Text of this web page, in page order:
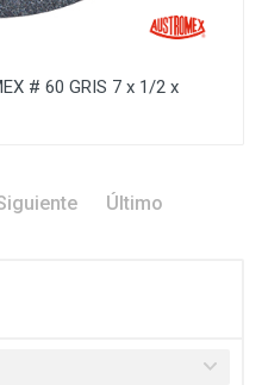
# 60 GRIS 7 x 1/2 x
Último